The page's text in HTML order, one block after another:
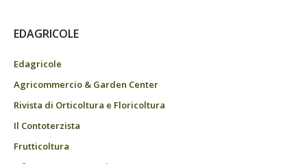
EDAGRICOLE
Edagricole
Agricommercio & Garden Center
Rivista di Orticoltura e Floricoltura
Il Contoterzista
Frutticoltura